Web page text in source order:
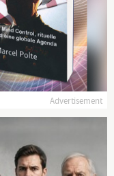
Advertisement